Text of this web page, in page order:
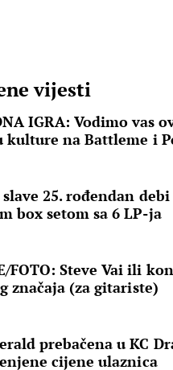
vijesti
IGRA: Vodimo vas
kulture na Battleme i
25. rođendan
box setom sa 6 LP-ja
FOTO: Steve Vai ili
značaja (za gitariste)
prebačena u KC
cijene ulaznica